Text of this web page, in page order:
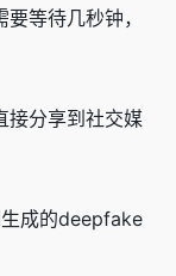
等待几秒钟，
接分享到社交媒
成的deepfake